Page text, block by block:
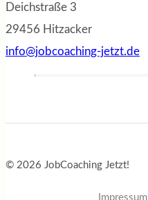
Deichstraße 3
29456 Hitzacker
info@jobcoaching-jetzt.de
© 2026 JobCoaching Jetzt!
Impressum